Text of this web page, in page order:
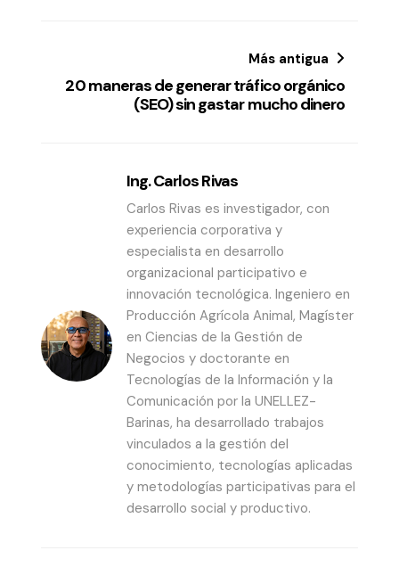
Más antigua
20 maneras de generar tráfico orgánico
(SEO) sin gastar mucho dinero
Ing. Carlos Rivas
Carlos Rivas es investigador, con
experiencia corporativa y
especialista en desarrollo
organizacional participativo e
innovación tecnológica. Ingeniero en
Producción Agrícola Animal, Magíster
en Ciencias de la Gestión de
Negocios y doctorante en
Tecnologías de la Información y la
Comunicación por la UNELLEZ-
Barinas, ha desarrollado trabajos
vinculados a la gestión del
conocimiento, tecnologías aplicadas
y metodologías participativas para el
desarrollo social y productivo.